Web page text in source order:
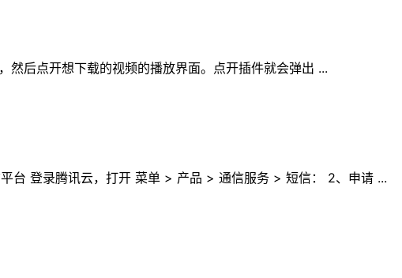
后点开想下载的视频的播放界面。点开插件就会弹出 ...
台 登录腾讯云，打开 菜单 > 产品 > 通信服务 > 短信： 2、申请 ...